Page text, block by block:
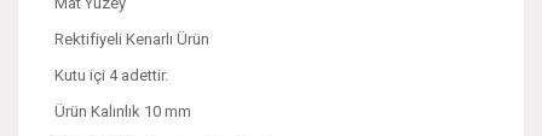
Rektifiyeli Kenarlı Ürün
Kutu içi 4 adettir.
Ürün Kalınlık 10 mm